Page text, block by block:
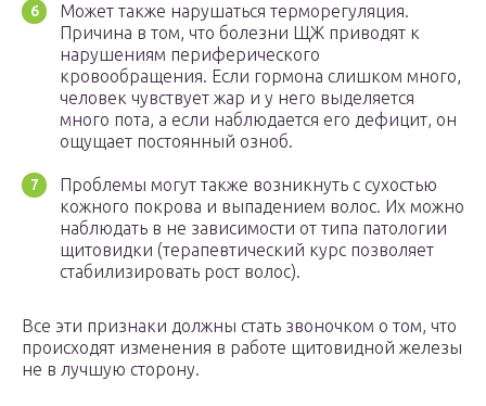
Может также нарушаться терморегуляция.
Причина в том, что болезни ЩЖ приводят к
нарушениям периферического
кровообращения. Если гормона слишком много,
человек чувствует жар и у него выделяется
много пота, а если наблюдается его дефицит, он
ощущает постоянный озноб.
Проблемы могут также возникнуть с сухостью
кожного покрова и выпадением волос. Их можно
наблюдать в не зависимости от типа патологии
щитовидки (терапевтический курс позволяет
стабилизировать рост волос).
Все эти признаки должны стать звоночком о том, что
происходят изменения в работе щитовидной железы
не в лучшую сторону.